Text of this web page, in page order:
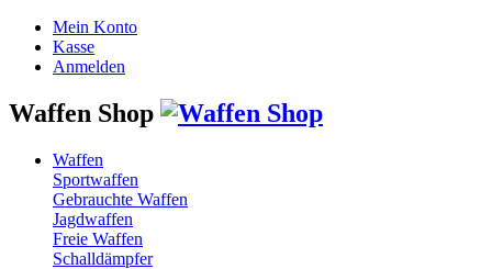
Mein Konto
Kasse
Anmelden
Waffen Shop
Waffen
Sportwaffen
Gebrauchte Waffen
Jagdwaffen
Freie Waffen
Schalldämpfer